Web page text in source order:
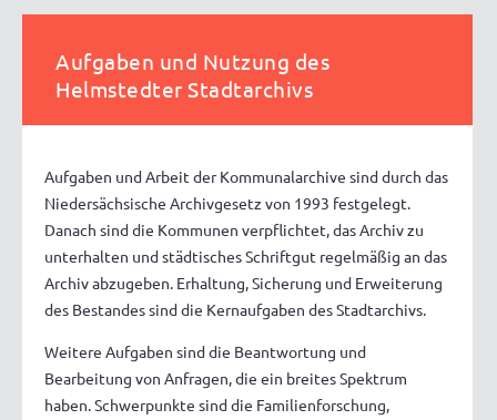
Aufgaben und Nutzung des
Helmstedter Stadtarchivs
Aufgaben und Arbeit der Kommunalarchive sind durch das
Niedersächsische Archivgesetz von 1993 festgelegt.
Danach sind die Kommunen verpflichtet, das Archiv zu
unterhalten und städtisches Schriftgut regelmäßig an das
Archiv abzugeben. Erhaltung, Sicherung und Erweiterung
des Bestandes sind die Kernaufgaben des Stadtarchivs.
Weitere Aufgaben sind die Beantwortung und
Bearbeitung von Anfragen, die ein breites Spektrum
haben. Schwerpunkte sind die Familienforschung,